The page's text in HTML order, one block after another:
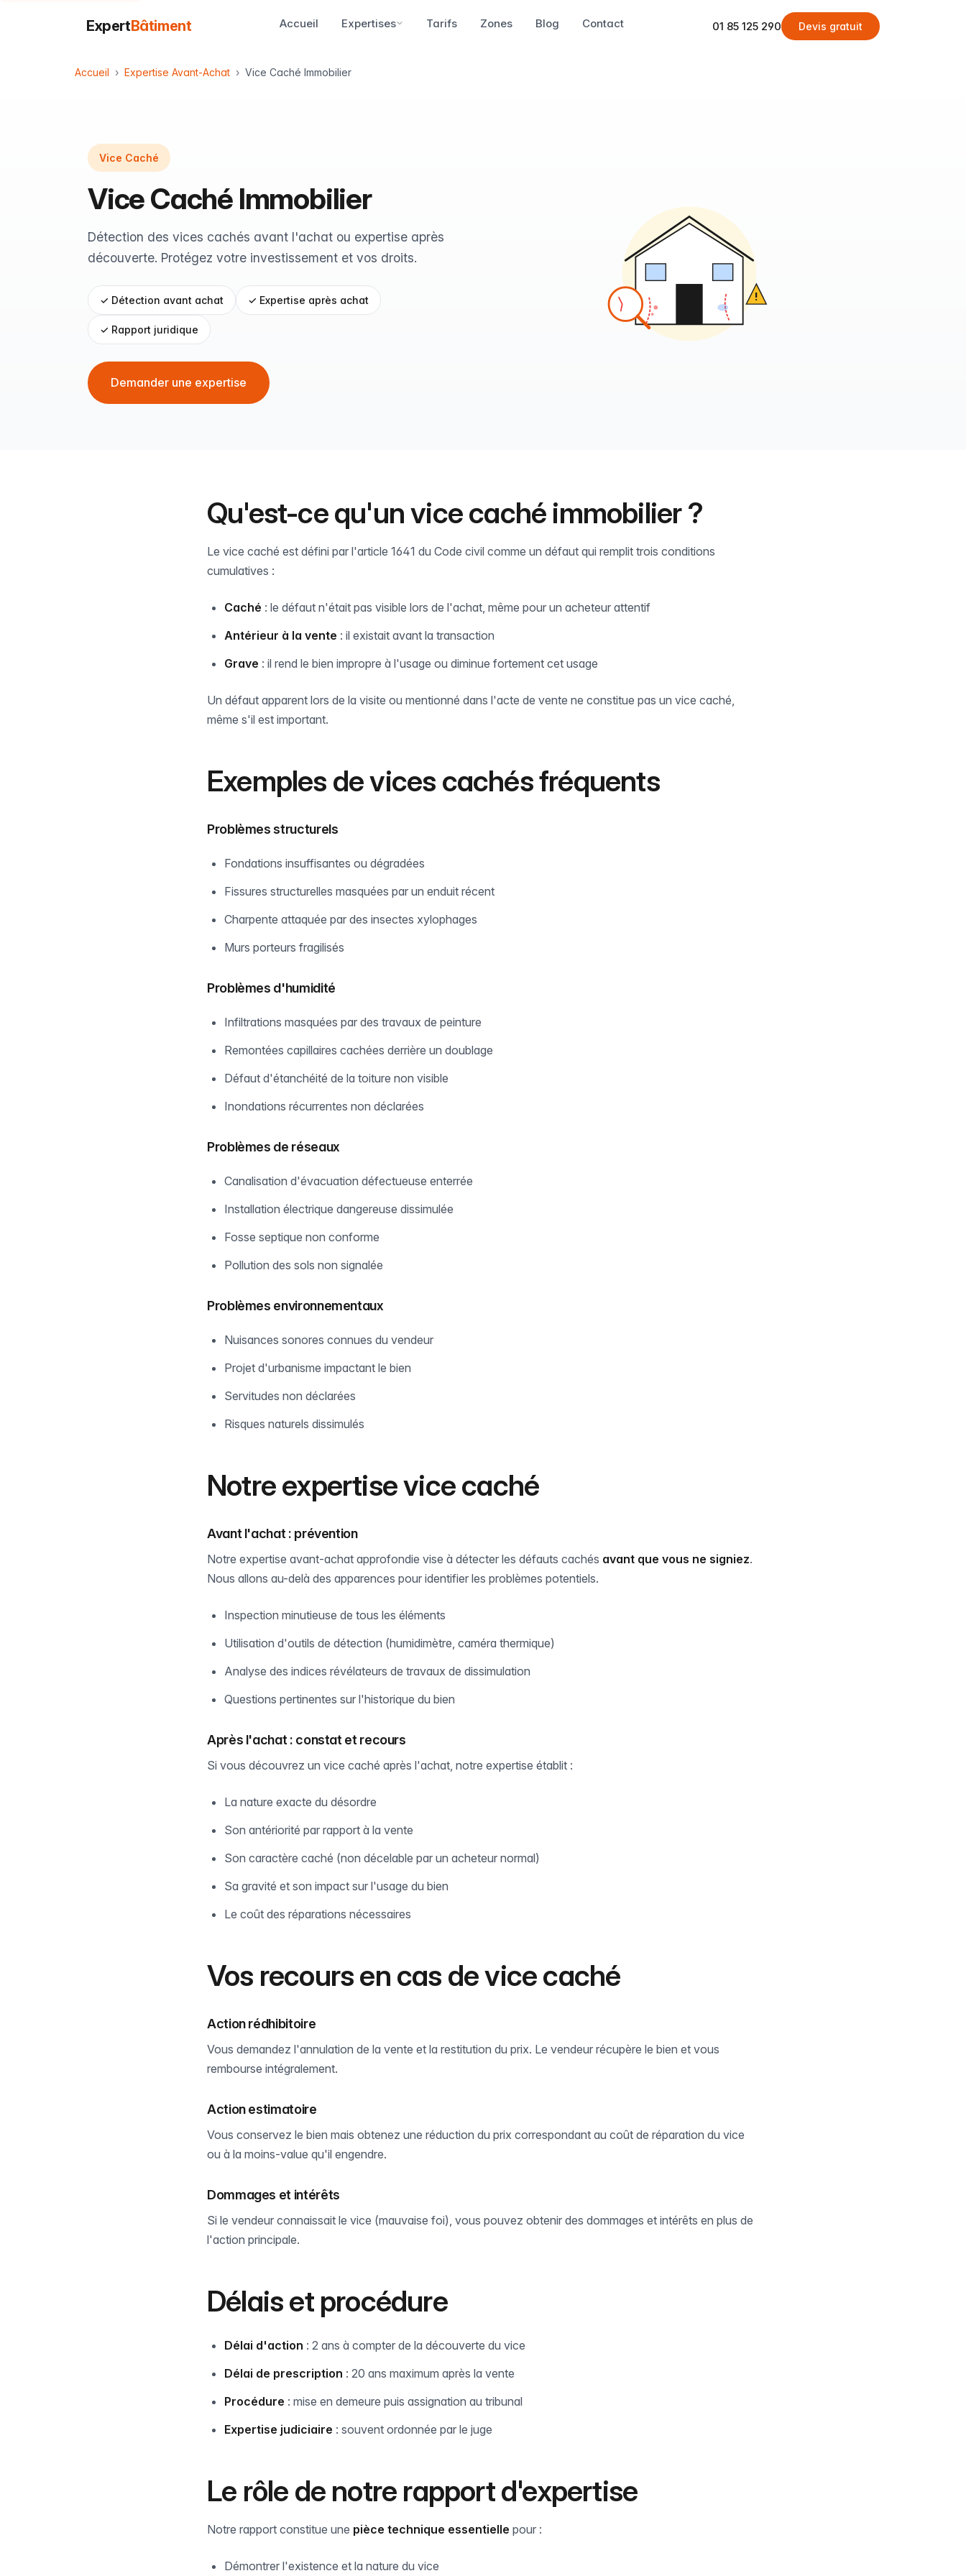
ExpertBâtiment Accueil Expertises Tarifs Zones Blog Contact 01 85 125 290 Devis gratuit
Accueil Expertise Avant-Achat Vice Caché Immobilier
Vice Caché
Vice Caché Immobilier
Détection des vices cachés avant l'achat ou expertise après
découverte. Protégez votre investissement et vos droits.
✓ Détection avant achat ✓ Expertise après achat
✓ Rapport juridique
Demander une expertise
!
Qu'est-ce qu'un vice caché immobilier ?
Le vice caché est défini par l'article 1641 du Code civil comme un défaut qui remplit trois conditions
cumulatives :
Caché : le défaut n'était pas visible lors de l'achat, même pour un acheteur attentif
Antérieur à la vente : il existait avant la transaction
Grave : il rend le bien impropre à l'usage ou diminue fortement cet usage
Un défaut apparent lors de la visite ou mentionné dans l'acte de vente ne constitue pas un vice caché,
même s'il est important.
Exemples de vices cachés fréquents
Problèmes structurels
Fondations insuffisantes ou dégradées
Fissures structurelles masquées par un enduit récent
Charpente attaquée par des insectes xylophages
Murs porteurs fragilisés
Problèmes d'humidité
Infiltrations masquées par des travaux de peinture
Remontées capillaires cachées derrière un doublage
Défaut d'étanchéité de la toiture non visible
Inondations récurrentes non déclarées
Problèmes de réseaux
Canalisation d'évacuation défectueuse enterrée
Installation électrique dangereuse dissimulée
Fosse septique non conforme
Pollution des sols non signalée
Problèmes environnementaux
Nuisances sonores connues du vendeur
Projet d'urbanisme impactant le bien
Servitudes non déclarées
Risques naturels dissimulés
Notre expertise vice caché
Avant l'achat : prévention
Notre expertise avant-achat approfondie vise à détecter les défauts cachés avant que vous ne signiez.
Nous allons au-delà des apparences pour identifier les problèmes potentiels.
Inspection minutieuse de tous les éléments
Utilisation d'outils de détection (humidimètre, caméra thermique)
Analyse des indices révélateurs de travaux de dissimulation
Questions pertinentes sur l'historique du bien
Après l'achat : constat et recours
Si vous découvrez un vice caché après l'achat, notre expertise établit :
La nature exacte du désordre
Son antériorité par rapport à la vente
Son caractère caché (non décelable par un acheteur normal)
Sa gravité et son impact sur l'usage du bien
Le coût des réparations nécessaires
Vos recours en cas de vice caché
Action rédhibitoire
Vous demandez l'annulation de la vente et la restitution du prix. Le vendeur récupère le bien et vous
rembourse intégralement.
Action estimatoire
Vous conservez le bien mais obtenez une réduction du prix correspondant au coût de réparation du vice
ou à la moins-value qu'il engendre.
Dommages et intérêts
Si le vendeur connaissait le vice (mauvaise foi), vous pouvez obtenir des dommages et intérêts en plus de
l'action principale.
Délais et procédure
Délai d'action : 2 ans à compter de la découverte du vice
Délai de prescription : 20 ans maximum après la vente
Procédure : mise en demeure puis assignation au tribunal
Expertise judiciaire : souvent ordonnée par le juge
Le rôle de notre rapport d'expertise
Notre rapport constitue une pièce technique essentielle pour :
Démontrer l'existence et la nature du vice